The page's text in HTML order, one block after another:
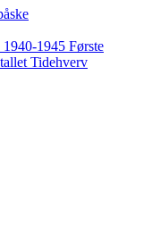
1940-1945 Første
Tidehverv